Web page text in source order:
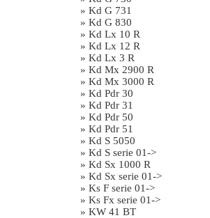
» Kd G 731
» Kd G 830
» Kd Lx 10 R
» Kd Lx 12 R
» Kd Lx 3 R
» Kd Mx 2900 R
» Kd Mx 3000 R
» Kd Pdr 30
» Kd Pdr 31
» Kd Pdr 50
» Kd Pdr 51
» Kd S 5050
» Kd S serie 01->
» Kd Sx 1000 R
» Kd Sx serie 01->
» Ks F serie 01->
» Ks Fx serie 01->
» KW 41 BT